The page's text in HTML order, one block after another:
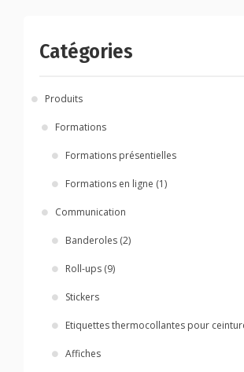
Catégories
Produits
Formations
Formations présentielles
Formations en ligne (1)
Communication
Banderoles (2)
Roll-ups (9)
Stickers
Etiquettes thermocollantes pour
Affiches